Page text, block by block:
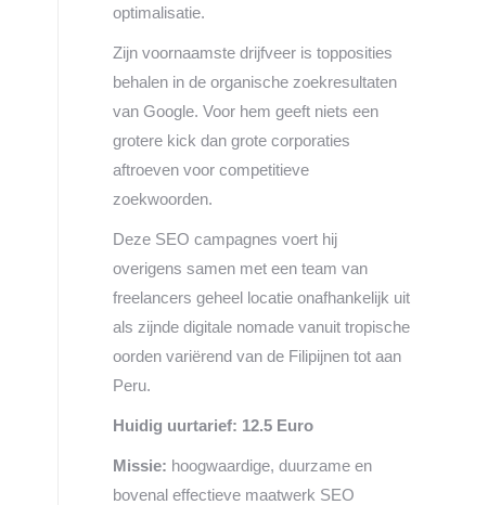
optimalisatie.
Zijn voornaamste drijfveer is topposities
behalen in de organische zoekresultaten
van Google. Voor hem geeft niets een
grotere kick dan grote corporaties
aftroeven voor competitieve
zoekwoorden.
Deze SEO campagnes voert hij
overigens samen met een team van
freelancers geheel locatie onafhankelijk uit
als zijnde digitale nomade vanuit tropische
oorden variërend van de Filipijnen tot aan
Peru.
Huidig uurtarief: 12.5 Euro
Missie: hoogwaardige, duurzame en
bovenal effectieve maatwerk SEO